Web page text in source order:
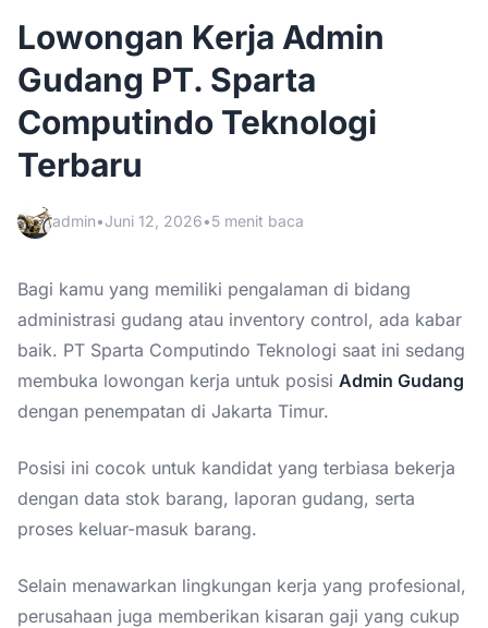
Lowongan Kerja Admin
Gudang PT. Sparta
Computindo Teknologi
Terbaru
admin•Juni 12, 2026•5 menit baca
Bagi kamu yang memiliki pengalaman di bidang
administrasi gudang atau inventory control, ada kabar
baik. PT Sparta Computindo Teknologi saat ini sedang
membuka lowongan kerja untuk posisi Admin Gudang
dengan penempatan di Jakarta Timur.
Posisi ini cocok untuk kandidat yang terbiasa bekerja
dengan data stok barang, laporan gudang, serta
proses keluar-masuk barang.
Selain menawarkan lingkungan kerja yang profesional,
perusahaan juga memberikan kisaran gaji yang cukup